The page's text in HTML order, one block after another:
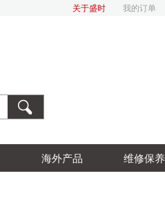
关于盛时 我的订单
海外产品 维修保养